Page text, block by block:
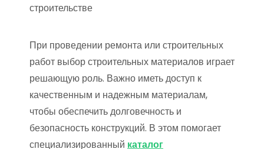
строительстве
При проведении ремонта или строительных
работ выбор строительных материалов играет
решающую роль. Важно иметь доступ к
качественным и надежным материалам,
чтобы обеспечить долговечность и
безопасность конструкций. В этом помогает
специализированный каталог